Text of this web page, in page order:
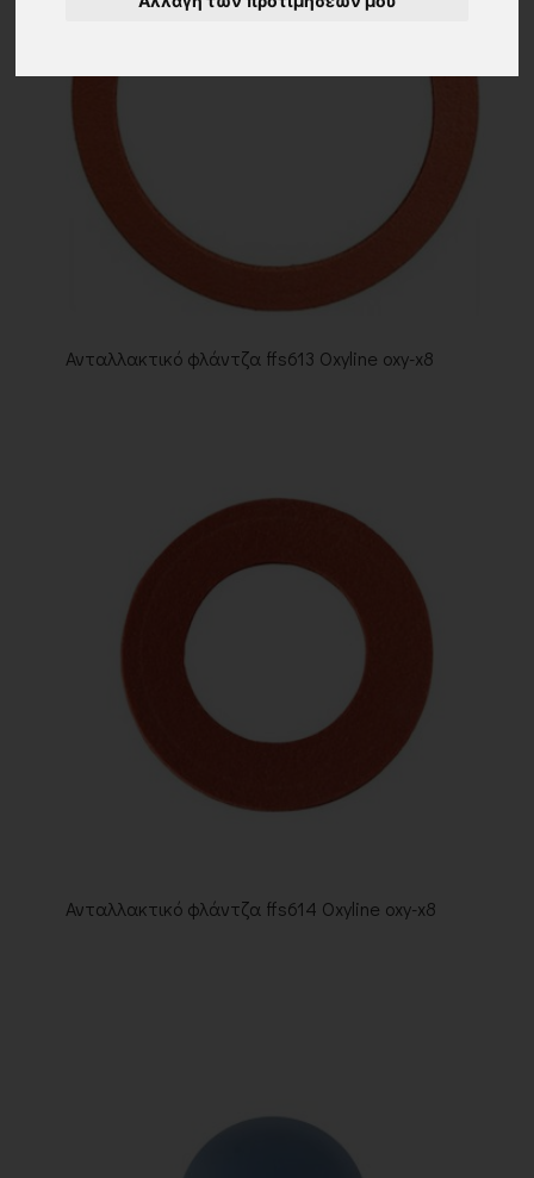
Ανταλλακτικό φλάντζα ffs613 Oxyline oxy-x8
Ανταλλακτικό φλάντζα ffs614 Oxyline oxy-x8